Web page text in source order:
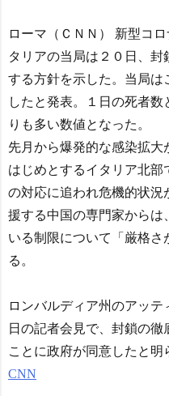
ローマ（ＣＮＮ）
新型コ
タリアの当局は２０日、
する方針を示した。当局
したと発表。１日の死者
りも多い数値となった。
先月から爆発的な感染拡
はじめとするイタリア北
の対応に追われ危機的状況
援する中国の専門家からは
いる制限について「厳格
る。
ロンバルディア州のアッ
日の記者会見で、封鎖の
ことに政府が同意したと明
CNN